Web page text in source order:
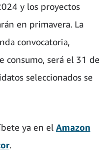
y los proyectos
en primavera. La
convocatoria,
consumo, será el 31 de
seleccionados se
ya en el Amazon
.